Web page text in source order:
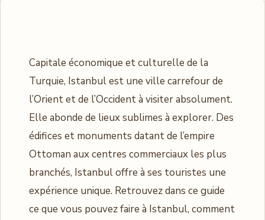
Capitale économique et culturelle de la
Turquie, Istanbul est une ville carrefour de
l’Orient et de l’Occident à visiter absolument.
Elle abonde de lieux sublimes à explorer. Des
édifices et monuments datant de l’empire
Ottoman aux centres commerciaux les plus
branchés, Istanbul offre à ses touristes une
expérience unique. Retrouvez dans ce guide
ce que vous pouvez faire à Istanbul, comment